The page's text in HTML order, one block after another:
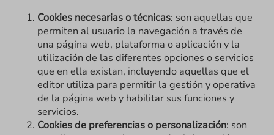
Cookies necesarias o técnicas: son aquellas que
permiten al usuario la navegación a través de
una página web, plataforma o aplicación y la
utilización de las diferentes opciones o servicios
que en ella existan, incluyendo aquellas que el
editor utiliza para permitir la gestión y operativa
de la página web y habilitar sus funciones y
servicios.
Cookies de preferencias o personalización: son